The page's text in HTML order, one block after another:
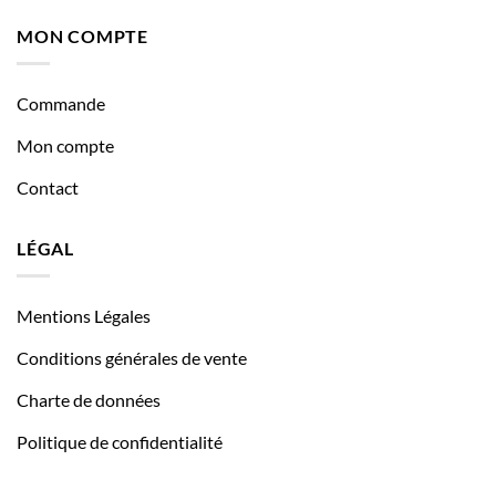
MON COMPTE
Commande
Mon compte
Contact
LÉGAL
Mentions Légales
Conditions générales de vente
Charte de données
Politique de confidentialité